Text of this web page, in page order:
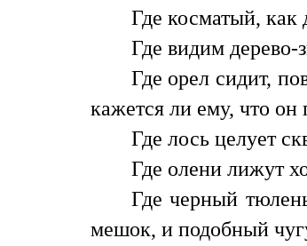
Где косматый, как
Где видим дерево-
Где орел сидит,
кажется ли ему, что
Где лось целует
Где олени лижут
Где черный
мешок, и подобный